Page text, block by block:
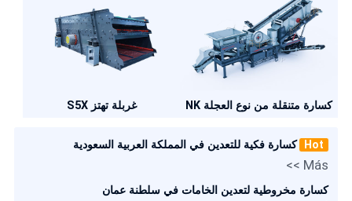
غربلة تهتز S5X كسارة متنقلة من نوع العجلة NK
Hot كسارة فكية للتعدين في المملكة العربية السعودية
Más >>
كسارة مخروطية لتعدين الخامات في سلطنة عمان